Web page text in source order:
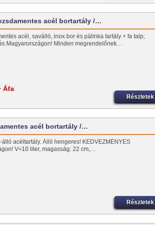
acél bortartály /…
acél, saválló, inox bor és pálinka tartály + fa talp;
Magyarországon! Minden megrendelőnek…
Áfa
Részletek
acél bortartály /…
acéltartály. Álló hengeres! KEDVEZMÉNYES
V=10 liter, magasság: 22 cm,…
Részletek